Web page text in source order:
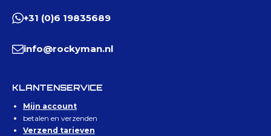
+31 (0)6 19835689
info@rockyman.nl
KLANTENSERVICE
Mijn account
betalen en verzenden
Verzend tarieven